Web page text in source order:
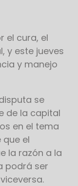
el cura, el
y este jueves
y manejo
se
de la capital
en el tema
que el
la razón a la
podrá ser